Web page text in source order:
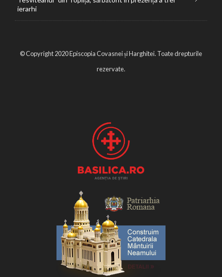
ierarhi
© Copyright 2020 Episcopia Covasnei și Harghitei. Toate drepturile
rezervate.